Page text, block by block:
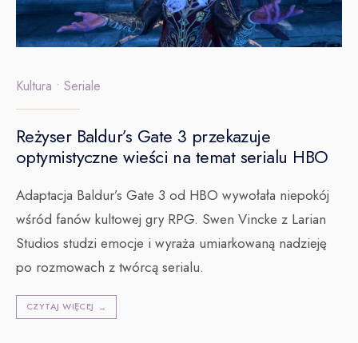
Kultura • Seriale
Reżyser Baldur’s Gate 3 przekazuje
optymistyczne wieści na temat serialu HBO
Adaptacja Baldur’s Gate 3 od HBO wywołała niepokój
wśród fanów kultowej gry RPG. Swen Vincke z Larian
Studios studzi emocje i wyraża umiarkowaną nadzieję
po rozmowach z twórcą serialu.
CZYTAJ WIĘCEJ →